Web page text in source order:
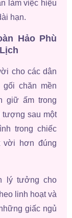
làm việc hiệu
hạn.
Hảo Phù
cho các dân
chăn mền
giữ ấm trong
tượng sau một
trong chiếc
vời hơn đúng
lý tưởng cho
linh hoạt và
giấc ngủ